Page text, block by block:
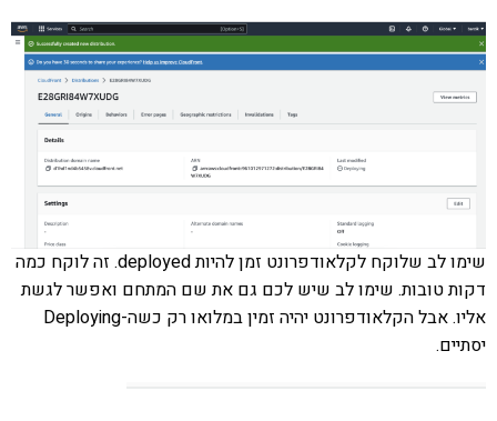
שימו לב שלוקח לקלאודפרונט זמן להיות deployed. זה לוקח כמה
דקות טובות. שימו לב שיש לכם גם את שם המתחם ואפשר לגשת
אליו. אבל הקלאודפרונט יהיה זמין במלואו רק כשה-Deploying
יסתיים.